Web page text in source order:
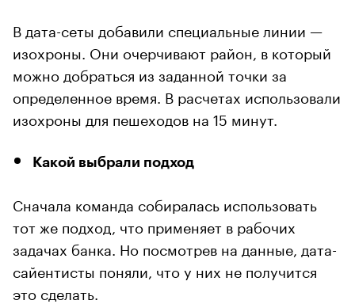
В дата-сеты добавили специальные линии —
изохроны. Они очерчивают район, в который
можно добраться из заданной точки за
определенное время. В расчетах использовали
изохроны для пешеходов на 15 минут.
Какой выбрали подход
Сначала команда собиралась использовать
тот же подход, что применяет в рабочих
задачах банка. Но посмотрев на данные, дата-
сайентисты поняли, что у них не получится
это сделать.